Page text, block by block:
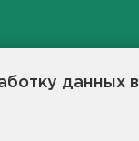
данных в